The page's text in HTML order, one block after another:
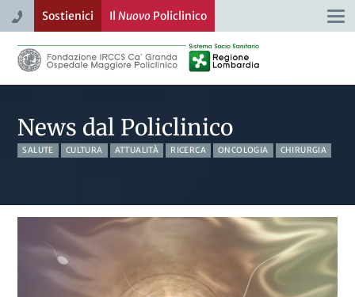
Sostienici Il NuovoPoliclinico
News dal Policlinico
SALUTE CULTURA ATTUALITÀ RICERCA ONCOLOGIA CHIRURGIA